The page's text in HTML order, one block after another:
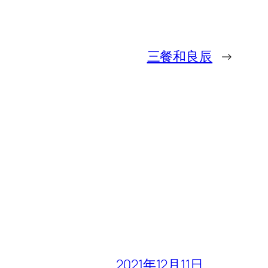
三餐和良辰 →
2021年12月11日